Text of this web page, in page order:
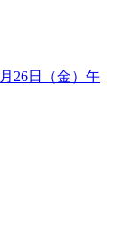
26日（金）午